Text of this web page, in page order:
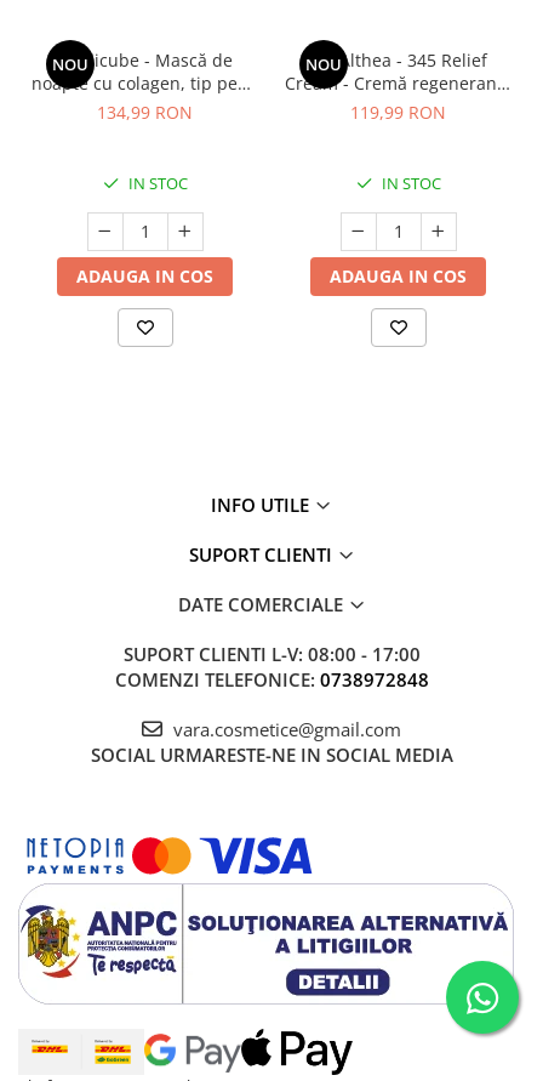
NOU
Medicube - Mască de
noapte cu colagen, tip peel-
off (se îndepărtează prin
75 ml
134,99 RON
IN STOC
ADAUGA IN COS
NOU
Dr. Althea - 345 Relief
Cream - Cremă regenerantă
pentru față - 50 ml
119,99 RON
IN STOC
ADAUGA IN COS
INFO UTILE
SUPORT CLIENTI
DATE COMERCIALE
SUPORT CLIENTI L-V: 08:00 - 17:00
COMENZI TELEFONICE: 0738972848
vara.cosmetice@gmail.com
SOCIAL URMARESTE-NE IN SOCIAL MEDIA